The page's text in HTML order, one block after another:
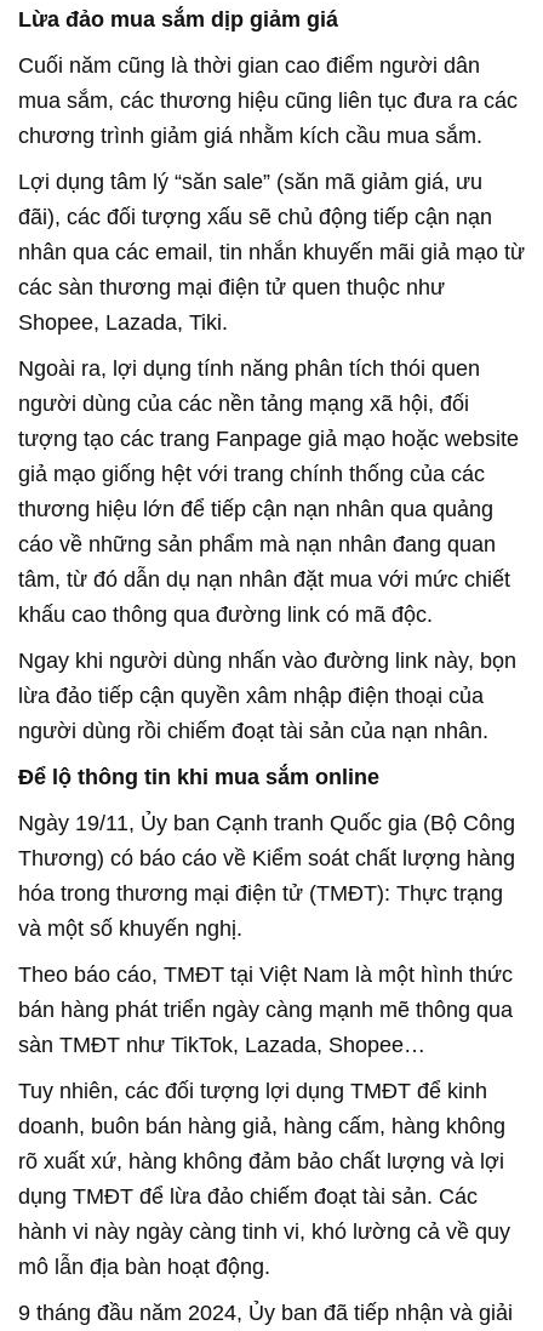
Lừa đảo mua sắm dịp giảm giá
Cuối năm cũng là thời gian cao điểm người dân
mua sắm, các thương hiệu cũng liên tục đưa ra các
chương trình giảm giá nhằm kích cầu mua sắm.
Lợi dụng tâm lý “săn sale” (săn mã giảm giá, ưu
đãi), các đối tượng xấu sẽ chủ động tiếp cận nạn
nhân qua các email, tin nhắn khuyến mãi giả mạo từ
các sàn thương mại điện tử quen thuộc như
Shopee, Lazada, Tiki.
Ngoài ra, lợi dụng tính năng phân tích thói quen
người dùng của các nền tảng mạng xã hội, đối
tượng tạo các trang Fanpage giả mạo hoặc website
giả mạo giống hệt với trang chính thống của các
thương hiệu lớn để tiếp cận nạn nhân qua quảng
cáo về những sản phẩm mà nạn nhân đang quan
tâm, từ đó dẫn dụ nạn nhân đặt mua với mức chiết
khấu cao thông qua đường link có mã độc.
Ngay khi người dùng nhấn vào đường link này, bọn
lừa đảo tiếp cận quyền xâm nhập điện thoại của
người dùng rồi chiếm đoạt tài sản của nạn nhân.
Để lộ thông tin khi mua sắm online
Ngày 19/11, Ủy ban Cạnh tranh Quốc gia (Bộ Công
Thương) có báo cáo về Kiểm soát chất lượng hàng
hóa trong thương mại điện tử (TMĐT): Thực trạng
và một số khuyến nghị.
Theo báo cáo, TMĐT tại Việt Nam là một hình thức
bán hàng phát triển ngày càng mạnh mẽ thông qua
sàn TMĐT như TikTok, Lazada, Shopee…
Tuy nhiên, các đối tượng lợi dụng TMĐT để kinh
doanh, buôn bán hàng giả, hàng cấm, hàng không
rõ xuất xứ, hàng không đảm bảo chất lượng và lợi
dụng TMĐT để lừa đảo chiếm đoạt tài sản. Các
hành vi này ngày càng tinh vi, khó lường cả về quy
mô lẫn địa bàn hoạt động.
9 tháng đầu năm 2024, Ủy ban đã tiếp nhận và giải